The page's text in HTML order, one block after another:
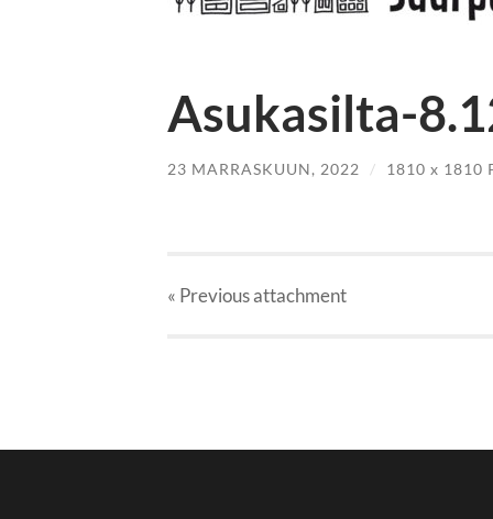
Asukasilta-
23 MARRASKUUN, 2022 / 1810 x 1810
« Previousattachment